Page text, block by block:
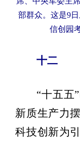
部群众。这是9
信创园
十二
“十五五
新质生产力
科技创新为